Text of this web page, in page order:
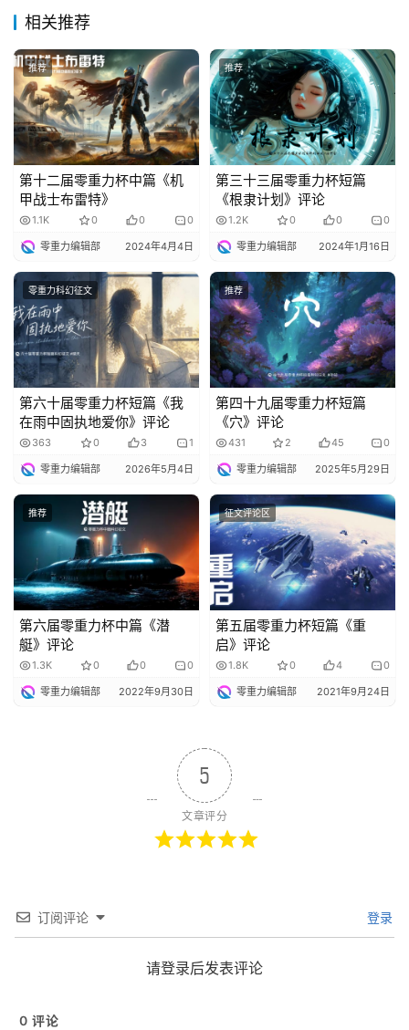
相关推荐
推荐
第十二届零重力杯中篇《机
甲战士布雷特》
1.1K 0 0 0
零重力编辑部 2024年4月4日
推荐
第三十三届零重力杯短篇
《根隶计划》评论
1.2K 0 0 0
零重力编辑部 2024年1月16日
零重力科幻征文
第六十届零重力杯短篇《我
在雨中固执地爱你》评论
363 0 3 1
零重力编辑部 2026年5月4日
推荐
第四十九届零重力杯短篇
《穴》评论
431 2 45 0
零重力编辑部 2025年5月29日
推荐
第六届零重力杯中篇《潜
艇》评论
1.3K 0 0 0
零重力编辑部 2022年9月30日
征文评论区
第五届零重力杯短篇《重
启》评论
1.8K 0 4 0
零重力编辑部 2021年9月24日
5
文章评分
订阅评论 登录
请登录后发表评论
0 评论